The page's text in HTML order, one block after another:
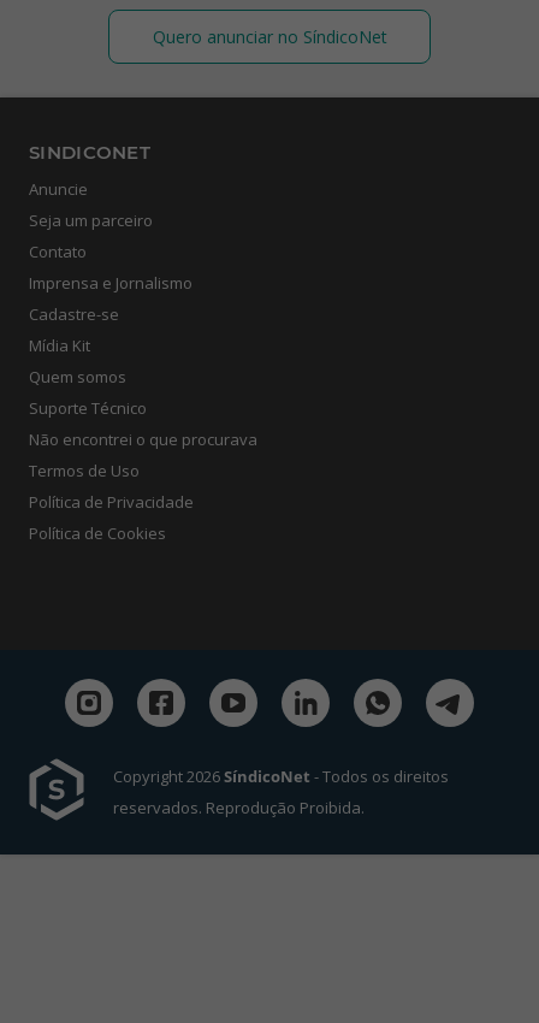
Quero anunciar no SíndicoNet
SINDICONET
Anuncie
Seja um parceiro
Contato
Imprensa e Jornalismo
Cadastre-se
Mídia Kit
Quem somos
Suporte Técnico
Não encontrei o que procurava
Termos de Uso
Política de Privacidade
Política de Cookies
Copyright 2026SíndicoNet - Todos os direitos
reservados. Reprodução Proibida.